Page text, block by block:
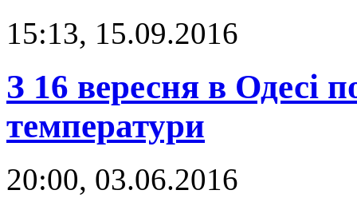
15:13, 15.09.2016
З 16 вересня в Одесі
температури
20:00, 03.06.2016